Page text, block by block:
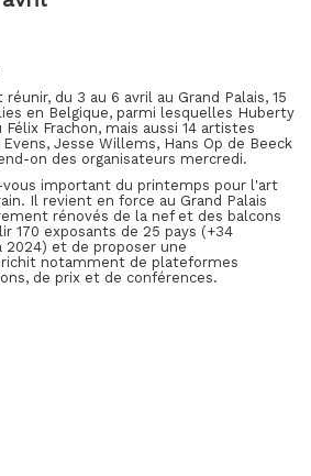
du 3 au 6 avril au Grand Palais, 15
en Belgique, parmi lesquelles Huberty
Frachon, mais aussi 14 artistes
Jesse Willems, Hans Op de Beeck
on des organisateurs mercredi.
important du printemps pour l'art
Il revient en force au Grand Palais
rénovés de la nef et des balcons
170 exposants de 25 pays (+34
2024) et de proposer une
notamment de plateformes
de prix et de conférences.